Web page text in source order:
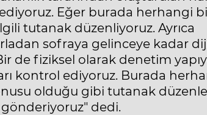
Eğer burada herhangi
tutanak düzenliyoruz. Ayrıca
sofraya gelinceye kadar
de fiziksel olarak denetim
kontrol ediyoruz. Burada
olduğu gibi tutanak
dedi.